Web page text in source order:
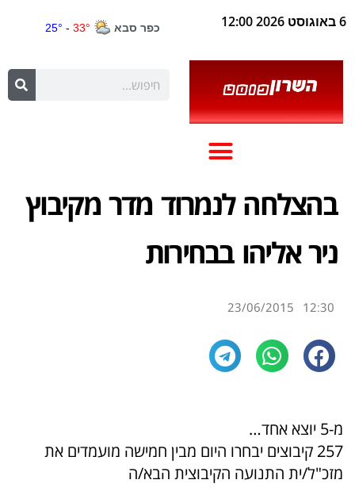
6 באוגוסט 2026 12:00
בהצלחה לנמרוד מדר מקיבוץ
ניר אליהו בבחירות
12:30
23/06/2015
מ-5 יוצא אחד…
257 קיבוצים יבחרו היום מבין חמישה מועמדים את
מזכ"ל/ית התנועה הקיבוצית הבא/ה